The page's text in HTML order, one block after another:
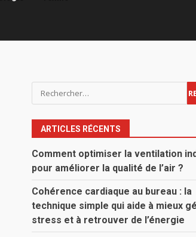
Rechercher :
ARTICLES RÉCENTS
Comment optimiser la ventilation
pour améliorer la qualité de l’air ?
Cohérence cardiaque au bureau : la
technique simple qui aide à mieux
stress et à retrouver de l’énergie